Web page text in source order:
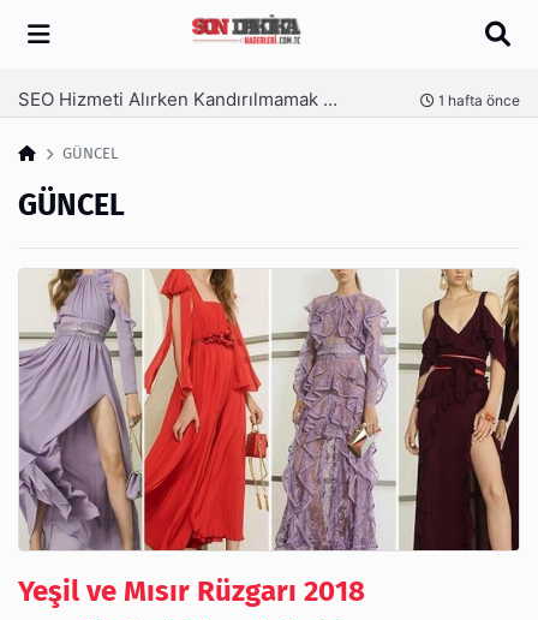
Arama
SEO Hizmeti Alırken Kandırılmamak İçin Bilinmesi Gerekenler 1 hafta önce
GÜNCEL
GÜNCEL
Yeşil ve Mısır Rüzgarı 2018